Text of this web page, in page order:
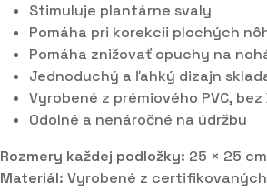
Stimuluje plantárne svaly
Pomáha pri korekcii plochých
Pomáha znižovať opuchy na
Jednoduchý a ľahký dizajn
Vyrobené z prémiového PVC,
Odolné a nenáročné na údržbu
Rozmery každej podložky: 25 × 25 cm
Materiál: Vyrobené z